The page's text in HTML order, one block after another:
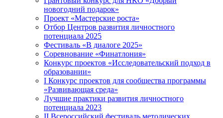
новогодний подарок»
Проект «Мастерские роста»
Отбор Центров развития личностного
потенциала 2025
Фестиваль «В диалоге 2025»
Соревнование «Финатлония»
Конкурс проектов «Исследовательский подход в
образовании»
I Конкурс проектов для сообщества программы
«Развивающая среда»
Лучшие практики развития личностного
потенциала 2023
II Всероссийский фестиваль методических